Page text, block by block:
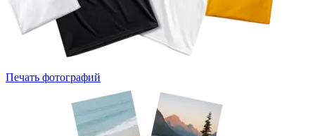
Печать фотографий